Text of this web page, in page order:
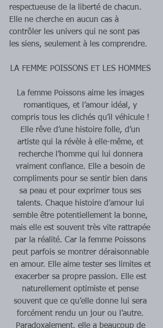
respectueuse de la liberté de chacun.
Elle ne cherche en aucun cas à
contrôler les univers qui ne sont pas
les siens, seulement à les comprendre.
LA FEMME POISSONS ET LES HOMMES
La femme Poissons aime les images
romantiques, et l’amour idéal, y
compris tous les clichés qu’il véhicule !
Elle rêve d’une histoire folle, d’un
artiste qui la révèle à elle-même, et
recherche l’homme qui lui donnera
vraiment confiance. Elle a besoin de
compliments pour se sentir bien dans
sa peau et pour exprimer tous ses
talents. Chaque histoire d’amour lui
semble être potentiellement la bonne,
mais elle est souvent très vite rattrapée
par la réalité. Car la femme Poissons
peut parfois se montrer déraisonnable
en amour. Elle aime tester ses limites et
exacerber sa propre passion. Elle est
naturellement optimiste et pense
souvent que ce qu’elle donne lui sera
forcément rendu un jour ou l’autre.
Paradoxalement, elle a beaucoup de